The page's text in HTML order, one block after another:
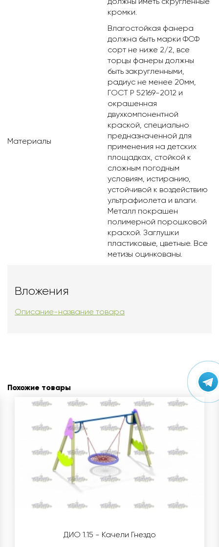
кромки.
Материалы
Влагостойкая фанера
должна быть марки ФСФ
сорт не ниже 2/2, все
торцы фанеры должны
быть закругленными,
радиус не менее 20мм,
ГОСТ Р 52169-2012 и
окрашенная
двухкомпонентной
краской, специально
предназначенной для
применения на детских
площадках, стойкой к
сложным погодным
условиям, истиранию,
устойчивой к воздействию
ультрафиолета и влаги.
Металл покрашен
полимерной порошковой
краской. Заглушки
пластиковые, цветные. Все
метизы оцинкованы.
Вложения
Описание-название товара
Похожие товары
ДИО 1.15 - Качели Гнездо